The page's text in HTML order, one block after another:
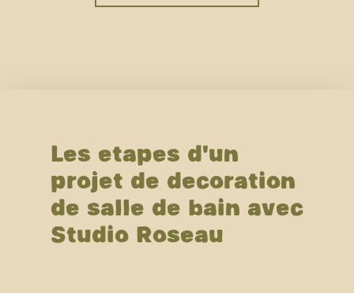
Les étapes d'un
projet de décoration
de salle de bain avec
Studio Roseau